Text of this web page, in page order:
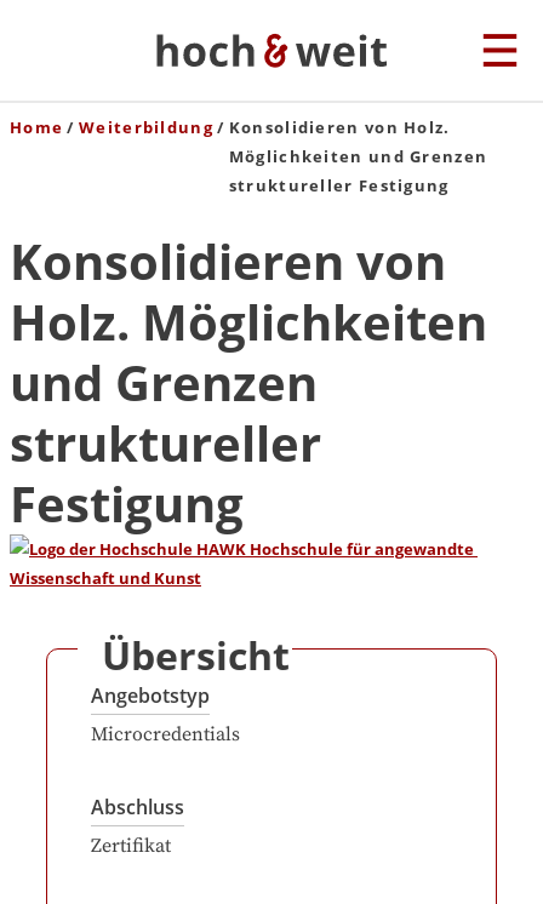
Home Weiterbildung
Konsolidieren von Holz.
Möglichkeiten und Grenzen
struktureller Festigung
Konsolidieren von
Holz. Möglichkeiten
und Grenzen
struktureller
Festigung
Übersicht
Angebotstyp
Microcredentials
Abschluss
Zertifikat